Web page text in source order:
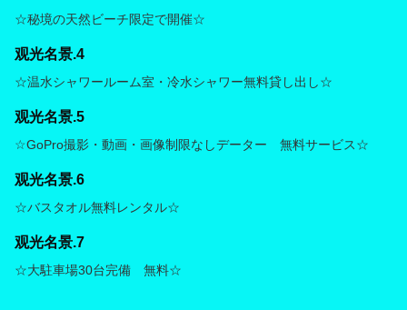
☆秘境の天然ビーチ限定で開催☆
观光名景.4
☆温水シャワールーム室・冷水シャワー無料貸し出し☆
观光名景.5
☆GoPro撮影・動画・画像制限なしデーター 無料サービス☆
观光名景.6
☆バスタオル無料レンタル☆
观光名景.7
☆大駐車場30台完備 無料☆